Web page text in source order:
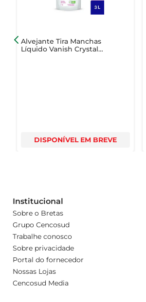
Alvejante Tira Manchas
Líquido Vanish Crystal
DISPONÍVEL EM BREVE
Institucional
Sobre o Bretas
Grupo Cencosud
Trabalhe conosco
Sobre privacidade
Portal do fornecedor
Nossas Lojas
Cencosud Media